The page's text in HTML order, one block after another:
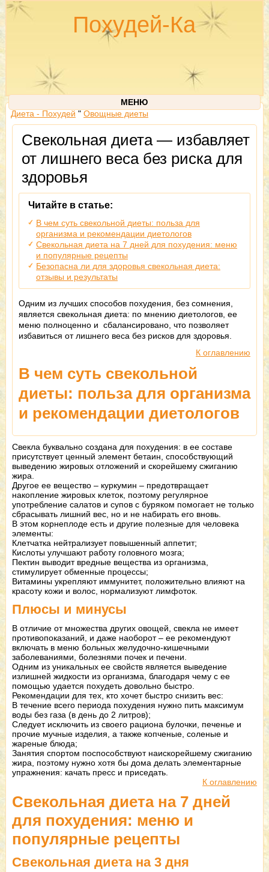
Похудей-Ка
МЕНЮ
Диета - Похудей " Овощные диеты
Свекольная диета — избавляет
от лишнего веса без риска для
здоровья
Читайте в статье:
В чем суть свекольной диеты: польза для
организма и рекомендации диетологов
Свекольная диета на 7 дней для похудения: меню
и популярные рецепты
Безопасна ли для здоровья свекольная диета:
отзывы и результаты
Одним из лучших способов похудения, без сомнения,
является свекольная диета: по мнению диетологов, ее
меню полноценно и сбалансировано, что позволяет
избавиться от лишнего веса без рисков для здоровья.
К оглавлению
В чем суть свекольной
диеты: польза для организма
и рекомендации диетологов
Свекла буквально создана для похудения: в ее составе
присутствует ценный элемент бетаин, способствующий
выведению жировых отложений и скорейшему сжиганию
жира.
Другое ее вещество – куркумин – предотвращает
накопление жировых клеток, поэтому регулярное
употребление салатов и супов с буряком помогает не только
сбрасывать лишний вес, но и не набирать его вновь.
В этом корнеплоде есть и другие полезные для человека
элементы:
Клетчатка нейтрализует повышенный аппетит;
Кислоты улучшают работу головного мозга;
Пектин выводит вредные вещества из организма,
стимулирует обменные процессы;
Витамины укрепляют иммунитет, положительно влияют на
красоту кожи и волос, нормализуют лимфоток.
Плюсы и минусы
В отличие от множества других овощей, свекла не имеет
противопоказаний, и даже наоборот – ее рекомендуют
включать в меню больных желудочно-кишечными
заболеваниями, болезнями почек и печени.
Одним из уникальных ее свойств является выведение
излишней жидкости из организма, благодаря чему с ее
помощью удается похудеть довольно быстро.
Рекомендации для тех, кто хочет быстро снизить вес:
В течение всего периода похудения нужно пить максимум
воды без газа (в день до 2 литров);
Следует исключить из своего рациона булочки, печенье и
прочие мучные изделия, а также копченые, соленые и
жареные блюда;
Занятия спортом поспособствуют наискорейшему сжиганию
жира, поэтому нужно хотя бы дома делать элементарные
упражнения: качать пресс и приседать.
К оглавлению
Свекольная диета на 7 дней
для похудения: меню и
популярные рецепты
Свекольная диета на 3 дня